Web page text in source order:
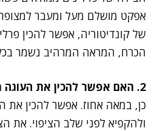
אפקט מושלם מעל ומעבר
של קונדיטוריה, אפשר להכין
הכרח, המראה המרהיב נשמר
2. האם אפשר להכין את העוגה מראש ולהקפיא?
כן, במאה אחוז. אפשר להכין את
ולהקפיא לפני שלב הציפוי. את